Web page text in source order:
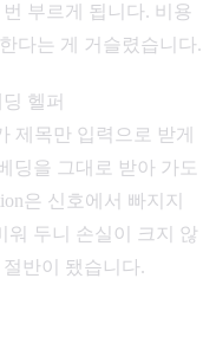
부르게 됩니다. 비용
다는 게 거슬렸습니다.
헬퍼
제목만 입력으로 받게
딩을 그대로 받아 가도
은 신호에서 빠지지
워 두니 손실이 크지 않
반이 됐습니다.